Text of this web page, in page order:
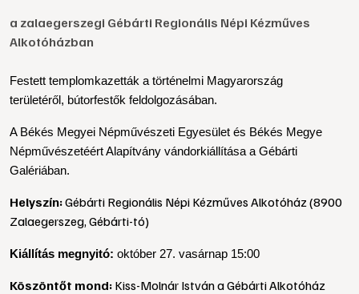
a zalaegerszegi Gébárti Regionális Népi Kézműves
Alkotóházban
Festett templomkazetták a történelmi Magyarország
területéről, bútorfestők feldolgozásában.
A Békés Megyei Népművészeti Egyesület és Békés Megye
Népművészetéért Alapítvány vándorkiállítása a Gébárti
Galériában.
Helyszín:Gébárti Regionális Népi Kézműves Alkotóház (8900
Zalaegerszeg, Gébárti-tó)
Kiállítás megnyitó: október 27. vasárnap 15:00
Köszöntőt mond: Kiss-Molnár István a Gébárti Alkotóház